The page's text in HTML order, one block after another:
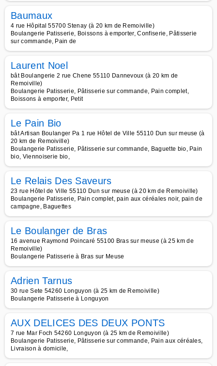
Baumaux
4 rue Hôpital 55700 Stenay (à 20 km de Remoiville)
Boulangerie Patisserie, Boissons à emporter, Confiserie, Pâtisserie
sur commande, Pain de
Laurent Noel
bât Boulangerie 2 rue Chene 55110 Dannevoux (à 20 km de
Remoiville)
Boulangerie Patisserie, Pâtisserie sur commande, Pain complet,
Boissons à emporter, Petit
Le Pain Bio
bât Artisan Boulanger Pa 1 rue Hôtel de Ville 55110 Dun sur meuse (à
20 km de Remoiville)
Boulangerie Patisserie, Pâtisserie sur commande, Baguette bio, Pain
bio, Viennoiserie bio,
Le Relais Des Saveurs
23 rue Hôtel de Ville 55110 Dun sur meuse (à 20 km de Remoiville)
Boulangerie Patisserie, Pain complet, pain aux céréales noir, pain de
campagne, Baguettes
Le Boulanger de Bras
16 avenue Raymond Poincaré 55100 Bras sur meuse (à 25 km de
Remoiville)
Boulangerie Patisserie à Bras sur Meuse
Adrien Tarnus
30 rue Sete 54260 Longuyon (à 25 km de Remoiville)
Boulangerie Patisserie à Longuyon
AUX DELICES DES DEUX PONTS
7 rue Mar Foch 54260 Longuyon (à 25 km de Remoiville)
Boulangerie Patisserie, Pâtisserie sur commande, Pain aux céréales,
Livraison à domicile,